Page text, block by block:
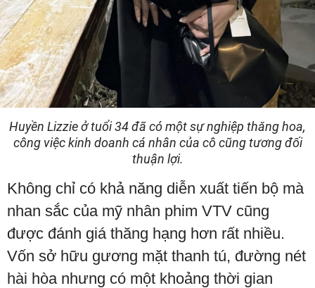
Huyền Lizzie ở tuổi 34 đã có một sự nghiệp thăng hoa,
công việc kinh doanh cá nhân của cô cũng tương đối
thuận lợi.
Không chỉ có khả năng diễn xuất tiến bộ mà
nhan sắc của mỹ nhân phim VTV cũng
được đánh giá thăng hạng hơn rất nhiều.
Vốn sở hữu gương mặt thanh tú, đường nét
hài hòa nhưng có một khoảng thời gian